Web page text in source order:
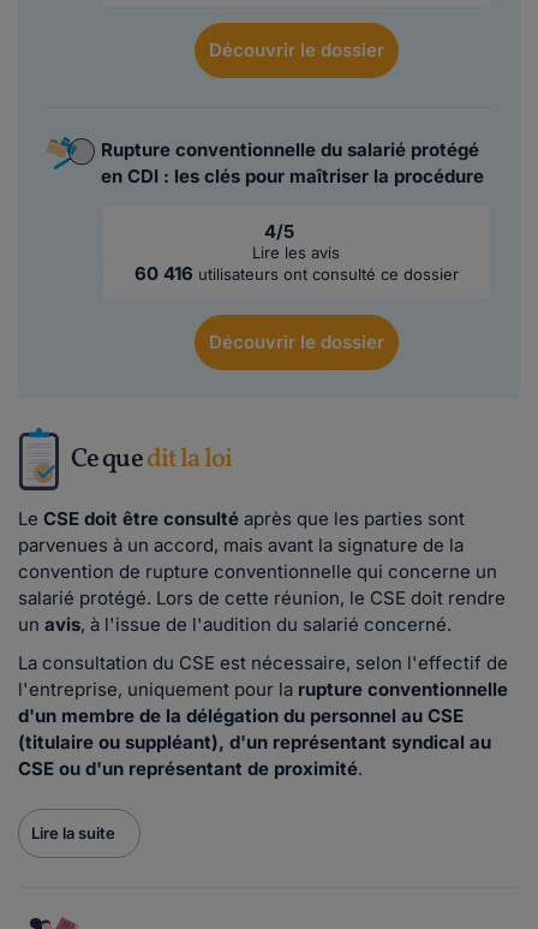
Découvrirle dossier
Rupture conventionnelle du salarié protégé
en CDI : les clés pour maîtriser la procédure
4/5
Lire les avis
60 416 utilisateurs ont consulté ce dossier
Découvrirle dossier
Ce quedit la loi
Le CSE doit être consulté après que les parties sont
parvenues à un accord, mais avant la signature de la
convention de rupture conventionnelle qui concerne un
salarié protégé. Lors de cette réunion, le CSE doit rendre
un avis, à l'issue de l'audition du salarié concerné.
La consultation du CSE est nécessaire, selon l'effectif de
l'entreprise, uniquement pour la rupture conventionnelle
d'un membre de la délégation du personnel au CSE
(titulaire ou suppléant), d'un représentant syndical au
CSE ou d'un représentant de proximité.
Lire la suite